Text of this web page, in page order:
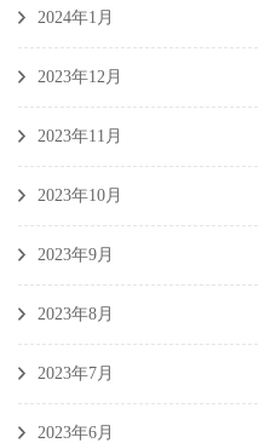
2024年1月
2023年12月
2023年11月
2023年10月
2023年9月
2023年8月
2023年7月
2023年6月